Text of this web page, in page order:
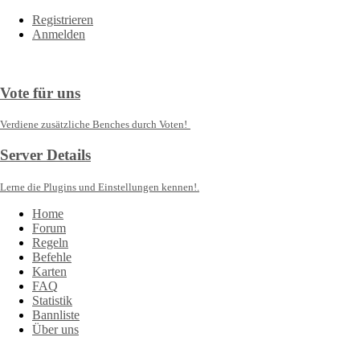
Registrieren
Anmelden
Vote für uns
Verdiene zusätzliche Benches durch Voten!
Server Details
Lerne die Plugins und Einstellungen kennen!.
Home
Forum
Regeln
Befehle
Karten
FAQ
Statistik
Bannliste
Über uns